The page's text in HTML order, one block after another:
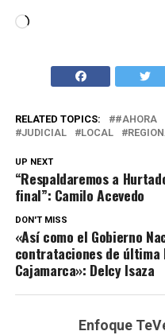
Cargando...
RELATED TOPICS: #AHORA
JUDICIAL
LOCAL
UP NEXT
“Respaldaremos a
final”: Camilo Acevedo
DON'T MISS
«Así como el Gobierno
contrataciones de última
Cajamarca»: Delcy Isaza
Enfoque